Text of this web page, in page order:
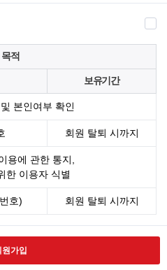
목적
보유기간
본인여부 확인
회원 탈퇴 시까지
용에 관한 통지,
한 이용자 식별
호) 회원 탈퇴 시까지
원가입